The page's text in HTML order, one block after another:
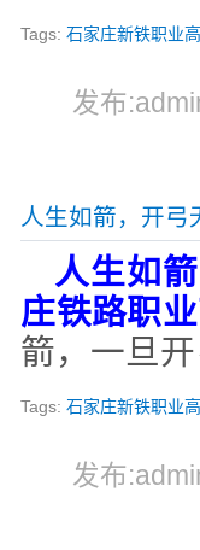
Tags:石家庄新铁职业
发布
人生如箭，开弓
人生如
庄铁路职
箭，一旦
Tags:石家庄新铁职业
发布